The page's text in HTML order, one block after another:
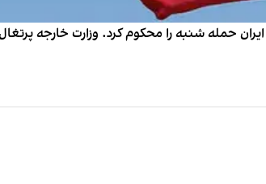
حمله شنبه را محکوم کرد. وزارت خارجه